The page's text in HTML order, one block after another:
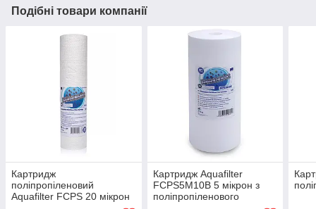
Подібні товари компанії
Картридж
поліпропіленовий
Aquafilter FCPS 20 мікрон
Картридж Aquafilter
FCPS5M10B 5 мікрон з
поліпропіленового